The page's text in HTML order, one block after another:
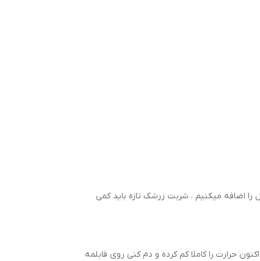
اضافه میکنیم . شربت زرشک تازه باید کمی
حرارت را کاملا کم کرده و دم کنی روی قابلمه